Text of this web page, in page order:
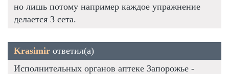
но лишь потому например каждое упражнение
делается 3 сета.
Krasimir ответил(а)
Исполнительных органов аптеке Запорожье -